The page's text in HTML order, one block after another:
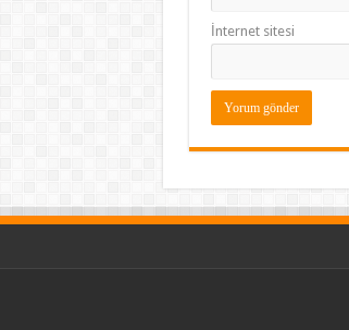
İnternet sitesi